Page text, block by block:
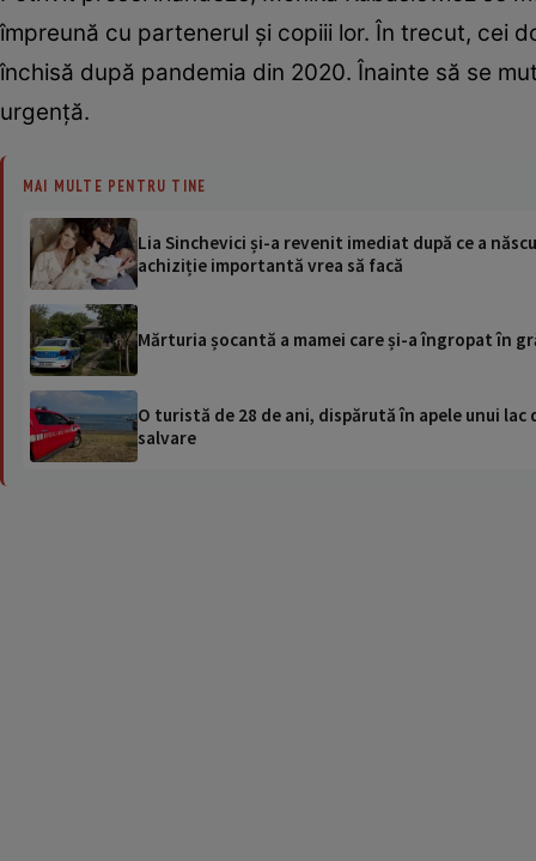
împreună cu partenerul și copiii lor. În trecut, cei
închisă după pandemia din 2020. Înainte să se
urgență.
MAI MULTE PENTRU TINE
Lia Sinchevici și-a revenit imediat după ce a
achiziție importantă vrea să facă
Mărturia șocantă a mamei care și-a îngropat în
O turistă de 28 de ani, dispărută în apele unui
salvare